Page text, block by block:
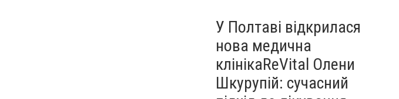
У Полтаві відкрилася
нова медична
клінікаReVital Олени
Шкурупій: сучасний